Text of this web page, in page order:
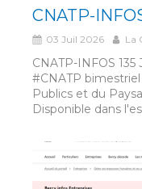
CNATP-
03 Juil 2026 La
CNATP-INFOS
#CNATP
Publics et du
Disponible dans